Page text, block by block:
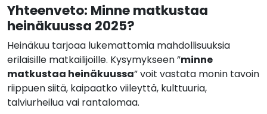
Yhteenveto: Minne matkustaa
heinäkuussa 2025?
Heinäkuu tarjoaa lukemattomia mahdollisuuksia
erilaisille matkailijoille. Kysymykseen ”minne
matkustaa heinäkuussa” voit vastata monin tavoin
riippuen siitä, kaipaatko viileyttä, kulttuuria,
talviurheilua vai rantalomaa.